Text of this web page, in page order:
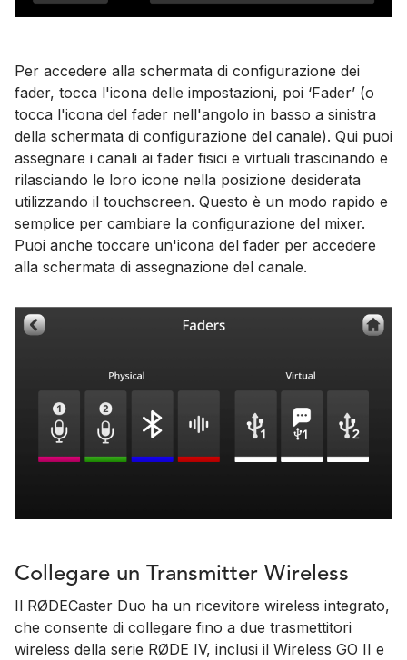
Per accedere alla schermata di configurazione dei
fader, tocca l'icona delle impostazioni, poi ‘Fader’ (o
tocca l'icona del fader nell'angolo in basso a sinistra
della schermata di configurazione del canale). Qui puoi
assegnare i canali ai fader fisici e virtuali trascinando e
rilasciando le loro icone nella posizione desiderata
utilizzando il touchscreen. Questo è un modo rapido e
semplice per cambiare la configurazione del mixer.
Puoi anche toccare un'icona del fader per accedere
alla schermata di assegnazione del canale.
Collegare un Transmitter Wireless
Il RØDECaster Duo ha un ricevitore wireless integrato,
che consente di collegare fino a due trasmettitori
wireless della serie RØDE IV, inclusi il Wireless GO II e